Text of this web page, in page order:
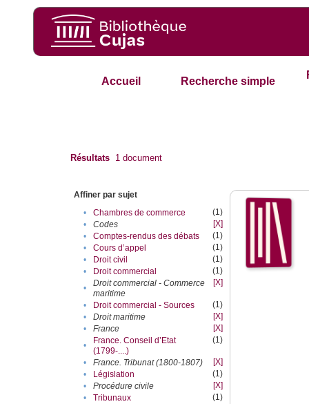
Accueil Recherche simple
Résultats 1 document
Affiner par sujet
•
Chambres de commerce
(1)
•
Codes
[X]
•
Comptes-rendus des débats
(1)
•
Cours d’appel
(1)
•
Droit civil
(1)
•
Droit commercial
(1)
•
Droit commercial - Commerce
maritime
[X]
• Droit commercial - Sources
(1)
•
Droit maritime
[X]
•
France
[X]
•
France. Conseil d’Etat
(1799-....)
(1)
• France. Tribunat (1800-1807)
[X]
•
Législation
(1)
•
Procédure civile
[X]
•
Tribunaux
(1)